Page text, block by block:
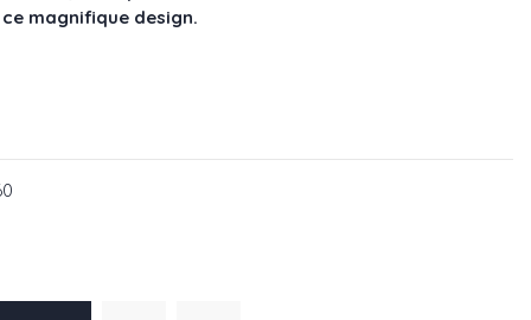
magnifique design.